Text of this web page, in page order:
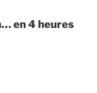
en 4 heures